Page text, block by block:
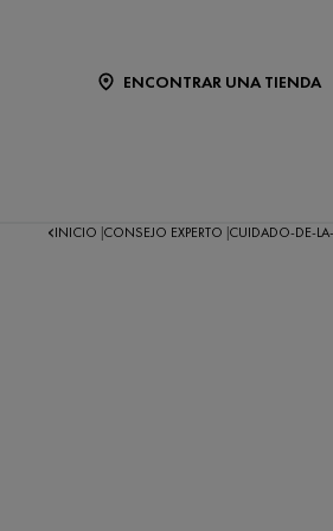
ENCONTRAR UNA TIENDA
INICIO CONSEJO EXPERTO CUIDADO-DE-